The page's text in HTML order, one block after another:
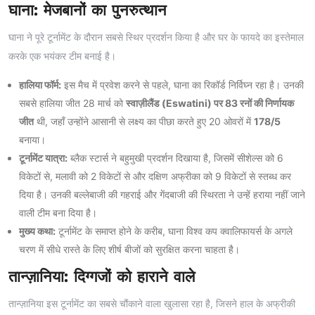
घाना: मेजबानों का पुनरुत्थान
घाना ने पूरे टूर्नामेंट के दौरान सबसे स्थिर प्रदर्शन किया है और घर के फायदे का इस्तेमाल
करके एक भयंकर टीम बनाई है।
हालिया फॉर्म: इस मैच में प्रवेश करने से पहले, घाना का रिकॉर्ड निर्विघ्न रहा है। उनकी
सबसे हालिया जीत 28 मार्च को स्वाज़ीलैंड (Eswatini) पर 83 रनों की निर्णायक
जीतथी, जहाँ उन्होंने आसानी से लक्ष्य का पीछा करते हुए 20 ओवरों में178/5
बनाया।
टूर्नामेंट यात्रा: ब्लैक स्टार्स ने बहुमुखी प्रदर्शन दिखाया है, जिसमें सीशेल्स को 6
विकेटों से, मलावी को 2 विकेटों से और दक्षिण अफ्रीका को 9 विकेटों से स्तब्ध कर
दिया है। उनकी बल्लेबाजी की गहराई और गेंदबाजी की स्थिरता ने उन्हें हराया नहीं जाने
वाली टीम बना दिया है।
मुख्य कथा: टूर्नामेंट के समाप्त होने के करीब, घाना विश्व कप क्वालिफायर्स के अगले
चरण में सीधे रास्ते के लिए शीर्ष बीजों को सुरक्षित करना चाहता है।
तान्ज़ानिया: दिग्गजों को हाराने वाले
तान्ज़ानिया इस टूर्नामेंट का सबसे चौंकाने वाला खुलासा रहा है, जिसने हाल के अफ्रीकी